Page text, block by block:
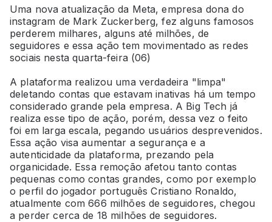
Uma nova atualização da Meta, empresa dona do
instagram de Mark Zuckerberg, fez alguns famosos
perderem milhares, alguns até milhões, de
seguidores e essa ação tem movimentado as redes
sociais nesta quarta-feira (06)
A plataforma realizou uma verdadeira "limpa"
deletando contas que estavam inativas há um tempo
considerado grande pela empresa. A Big Tech já
realiza esse tipo de ação, porém, dessa vez o feito
foi em larga escala, pegando usuários desprevenidos.
Essa ação visa aumentar a segurança e a
autenticidade da plataforma, prezando pela
organicidade. Essa remoção afetou tanto contas
pequenas como contas grandes, como por exemplo
o perfil do jogador português Cristiano Ronaldo,
atualmente com 666 milhões de seguidores, chegou
a perder cerca de 18 milhões de seguidores.